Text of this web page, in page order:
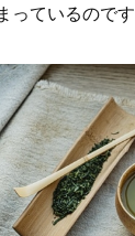
っているのです